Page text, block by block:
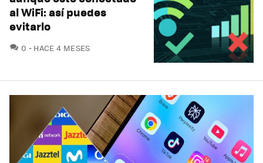
al WiFi: así puedes
evitarlo
0 COMENTARIOS
HACE 4 MESES